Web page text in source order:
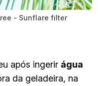
- Sunflare filter
após ingerir água
da geladeira, na